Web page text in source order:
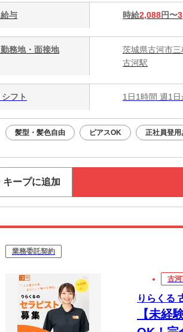
給与 時給2,088円〜
勤務地・面接地
茨城県古河市
古河駅
シフト 1日1時間 週1
髪型・髪色自由 ピアスOK 正社員登用
キープに追加
業務委託契約
古
りらくる
【未経